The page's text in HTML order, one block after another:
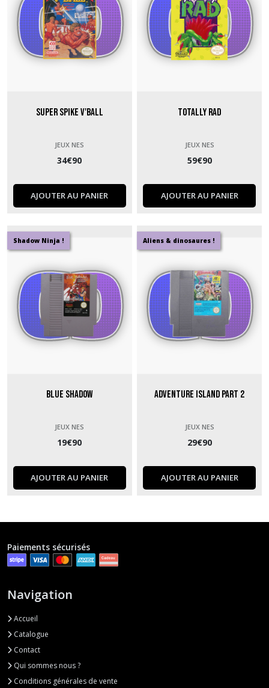
Super Spike V'Ball
JEUX NES
34€90
AJOUTER AU PANIER
Totally Rad
JEUX NES
59€90
AJOUTER AU PANIER
Shadow Ninja !
Blue Shadow
JEUX NES
19€90
AJOUTER AU PANIER
Aliens & dinosaures !
Adventure Island Part 2
JEUX NES
29€90
AJOUTER AU PANIER
Paiements sécurisés
Navigation
Accueil
Catalogue
Contact
Qui sommes nous ?
Conditions générales de vente